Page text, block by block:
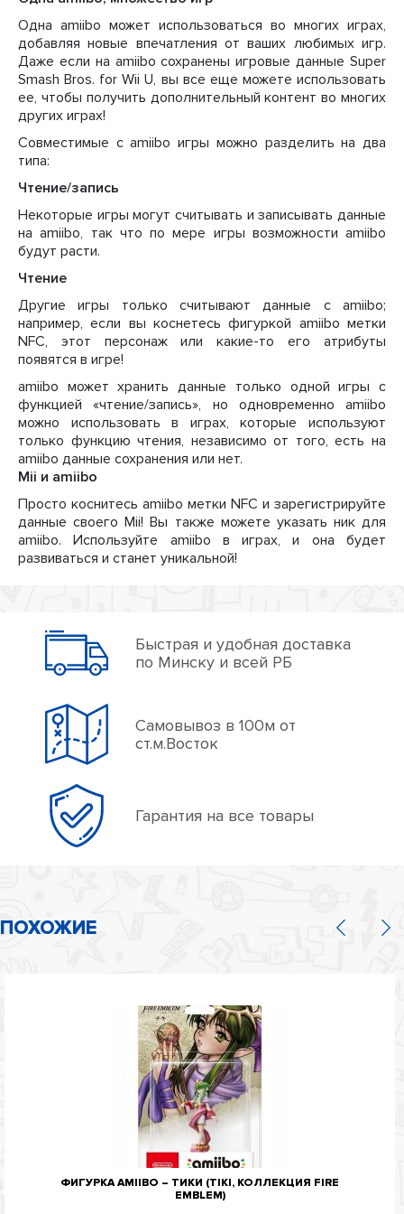
Одна amiibo может использоваться во многих играх,
добавляя новые впечатления от ваших любимых игр.
Даже если на amiibo сохранены игровые данные Super
Smash Bros. for Wii U, вы все еще можете использовать
ее, чтобы получить дополнительный контент во многих
других играх!
Совместимые с amiibo игры можно разделить на два
типа:
Чтение/запись
Некоторые игры могут считывать и записывать данные
на amiibo, так что по мере игры возможности amiibo
будут расти.
Чтение
Другие игры только считывают данные с amiibo;
например, если вы коснетесь фигуркой amiibo метки
NFC, этот персонаж или какие-то его атрибуты
появятся в игре!
amiibo может хранить данные только одной игры с
функцией «чтение/запись», но одновременно amiibo
можно использовать в играх, которые используют
только функцию чтения, независимо от того, есть на
amiibo данные сохранения или нет.
Mii и amiibo
Просто коснитесь amiibo метки NFC и зарегистрируйте
данные своего Mii! Вы также можете указать ник для
amiibo. Используйте amiibo в играх, и она будет
развиваться и станет уникальной!
Быстрая и удобная доставка
по Минску и всей РБ
Самовывоз в 100м от
ст.м.Восток
Гарантия на все товары
ПОХОЖИЕ
ФИГУРКА AMIIBO – ТИКИ (TIKI, КОЛЛЕКЦИЯ FIRE
EMBLEM)